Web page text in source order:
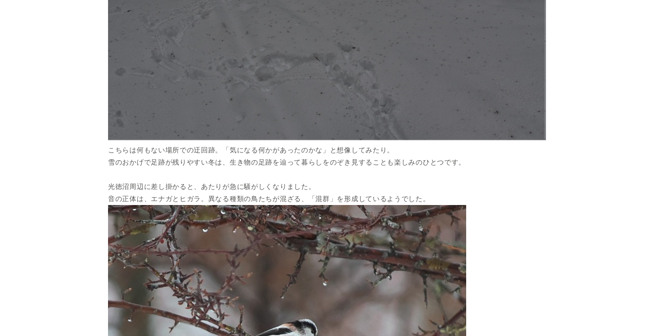
こちらは何もない場所での迂回跡。「気になる何かがあったのかな」と想像してみたり。
雪のおかげで足跡が残りやすい冬は、生き物の足跡を辿って暮らしをのぞき見することも楽しみのひとつです。
光徳沼周辺に差し掛かると、あたりが急に騒がしくなりました。
音の正体は、エナガとヒガラ。異なる種類の鳥たちが混ざる、「混群」を形成しているようでした。